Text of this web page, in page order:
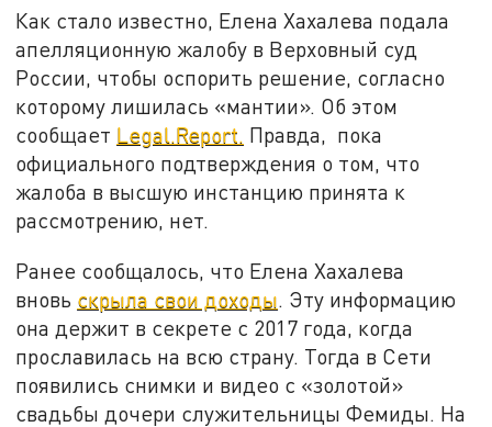
Как стало известно, Елена Хахалева подала
апелляционную жалобу в Верховный суд
России, чтобы оспорить решение, согласно
которому лишилась «мантии». Об этом
сообщает Legal.Report. Правда, пока
официального подтверждения о том, что
жалоба в высшую инстанцию принята к
рассмотрению, нет.
Ранее сообщалось, что Елена Хахалева
вновь скрыла свои доходы. Эту информацию
она держит в секрете с 2017 года, когда
прославилась на всю страну. Тогда в Сети
появились снимки и видео с «золотой»
свадьбы дочери служительницы Фемиды. На